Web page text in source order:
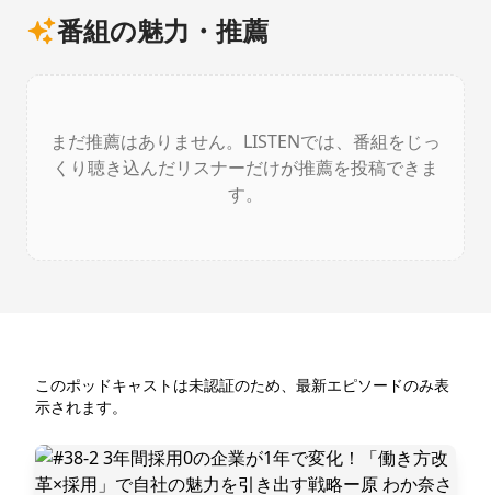
番組の魅力・推薦
まだ推薦はありません。LISTENでは、番組をじっ
くり聴き込んだリスナーだけが推薦を投稿できま
す。
このポッドキャストは未認証のため、最新エピソードのみ表
示されます。